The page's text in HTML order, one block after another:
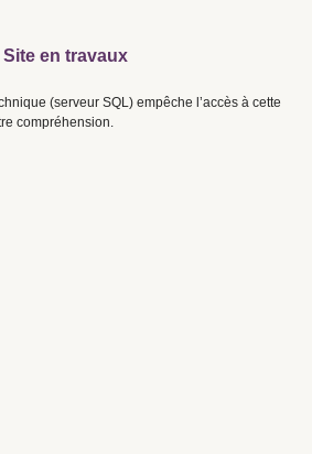
Site en travaux
(serveur SQL) empêche l’accès à cette
compréhension.